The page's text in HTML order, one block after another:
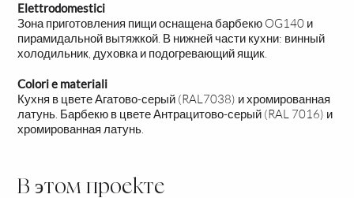
Elettrodomestici
Зона приготовления пищи оснащена барбекю OG140 и
пирамидальной вытяжкой. В нижней части кухни: винный
холодильник, духовка и подогревающий ящик.
Colori e materiali
Кухня в цвете Агатово-серый (RAL7038) и хромированная
латунь. Барбекю в цвете Антрацитово-серый (RAL 7016) и
хромированная латунь.
В этом проекте